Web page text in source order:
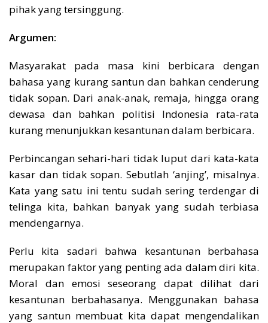
pihak yang tersinggung.
Argumen:
Masyarakat pada masa kini berbicara dengan
bahasa yang kurang santun dan bahkan cenderung
tidak sopan. Dari anak-anak, remaja, hingga orang
dewasa dan bahkan politisi Indonesia rata-rata
kurang menunjukkan kesantunan dalam berbicara.
Perbincangan sehari-hari tidak luput dari kata-kata
kasar dan tidak sopan. Sebutlah ‘anjing’, misalnya.
Kata yang satu ini tentu sudah sering terdengar di
telinga kita, bahkan banyak yang sudah terbiasa
mendengarnya.
Perlu kita sadari bahwa kesantunan berbahasa
merupakan faktor yang penting ada dalam diri kita.
Moral dan emosi seseorang dapat dilihat dari
kesantunan berbahasanya. Menggunakan bahasa
yang santun membuat kita dapat mengendalikan